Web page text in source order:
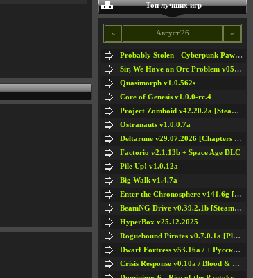
Топ лучших игр
« Август'26 »
Probably Stolen - Cyberpunk Pawnshop Simulator v048c [Playtest]
Sir, We Have an Orc Problem v05.08.2026
Quasimorph v1.0.562s
Core of Genesis v1.0.0-rc.4
Project Zomboid v42.20.2a [Steam Early Access]
Ostranauts v1.0.0.7a
Deltarune v29.07.2026 [Chapters 1-5] / + RUS [Chapters 1-5]
Factorio v2.1.13b + Space Age DLC
Pile Up! v1.0.12a
Big Walk v1.4.7a
Enter the Chronosphere v141.6g [Steam Early Access]
BeamNG Drive v0.39.2.1b [Steam Early Access]
HyperBox v25.12.2025
Roguebound Pirates v0.7.0.1a [Playtest]
Dwarf Fortress v53.16a / + Русская Версия v50.12a
Crisis Response v0.10a / Blood & Bullet